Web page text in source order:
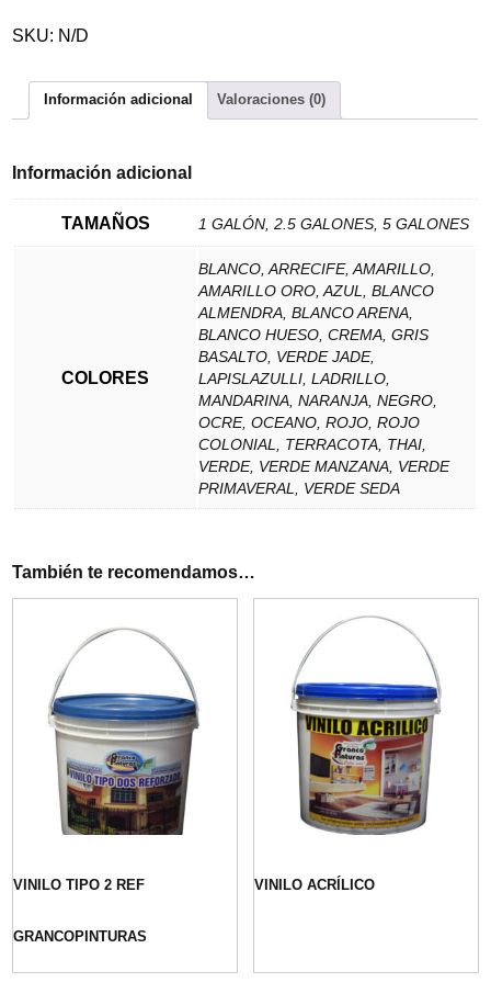
SKU: N/D
Información adicional Valoraciones (0)
Información adicional
TAMAÑOS 1 GALÓN, 2.5 GALONES, 5 GALONES
COLORES
BLANCO, ARRECIFE, AMARILLO,
AMARILLO ORO, AZUL, BLANCO
ALMENDRA, BLANCO ARENA,
BLANCO HUESO, CREMA, GRIS
BASALTO, VERDE JADE,
LAPISLAZULLI, LADRILLO,
MANDARINA, NARANJA, NEGRO,
OCRE, OCEANO, ROJO, ROJO
COLONIAL, TERRACOTA, THAI,
VERDE, VERDE MANZANA, VERDE
PRIMAVERAL, VERDE SEDA
También te recomendamos…
VINILO TIPO 2 REF
GRANCOPINTURAS
VINILO ACRÍLICO